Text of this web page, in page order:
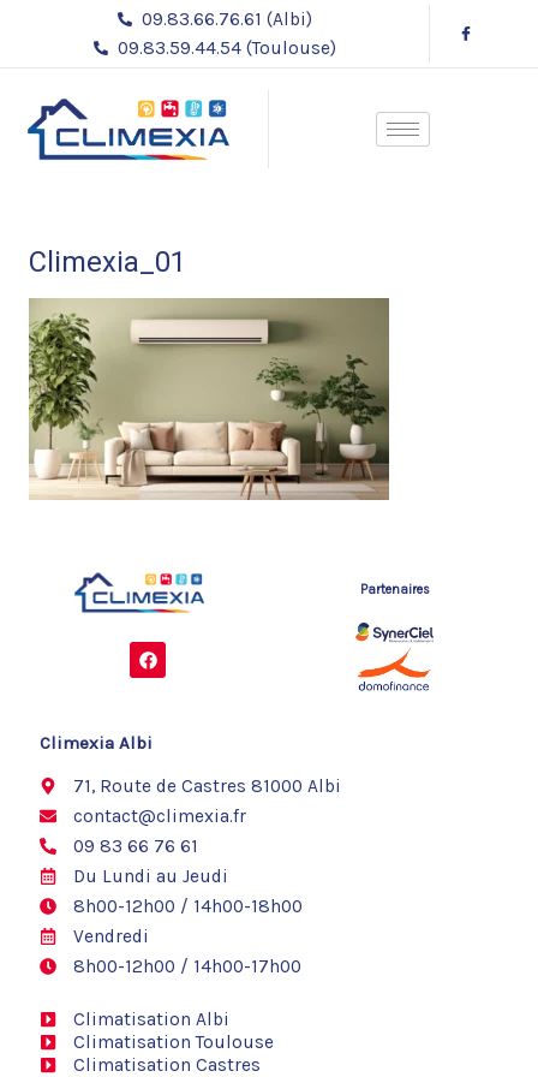
contenu
09.83.66.76.61 (Albi)
09.83.59.44.54 (Toulouse)
Climexia_01
F
a
c
o
Partenaires
Climexia Albi
71, Route de Castres 81000 Albi
contact@climexia.fr
09 83 66 76 61
Du Lundi au Jeudi
8h00-12h00 / 14h00-18h00
Vendredi
8h00-12h00 / 14h00-17h00
Climatisation Albi
Climatisation Toulouse
Climatisation Castres